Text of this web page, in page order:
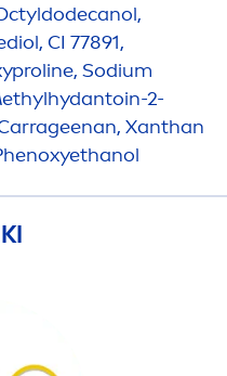
CI 77891,
Sodium
2-
Xanthan